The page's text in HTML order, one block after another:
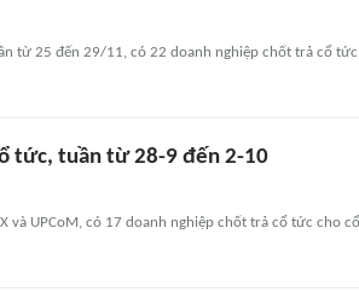
từ 25 đến 29/11, có 22 doanh nghiệp chốt trả cổ
tức, tuần từ 28-9 đến 2-10
và UPCoM, có 17 doanh nghiệp chốt trả cổ tức cho